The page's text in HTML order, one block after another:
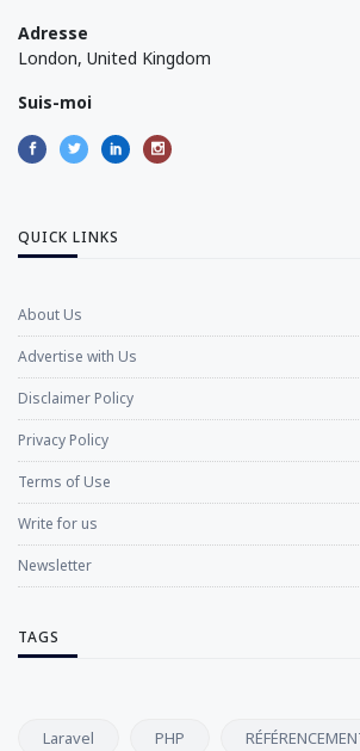
Adresse
London, United Kingdom
Suis-moi
QUICK LINKS
About Us
Advertise with Us
Disclaimer Policy
Privacy Policy
Terms of Use
Write for us
Newsletter
TAGS
Laravel PHP